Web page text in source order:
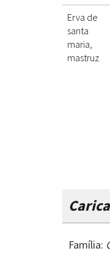
Erva de
santa
maria,
mastruz
Família: